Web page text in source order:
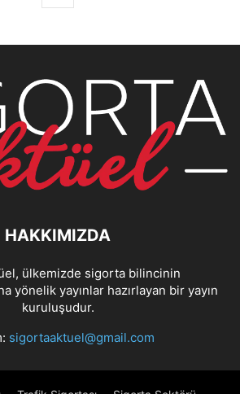
HAKKIMIZDA
ülkemizde sigorta bilincinin
yönelik yayınlar hazırlayan bir yayın
kuruluşudur.
sigortaaktuel@gmail.com